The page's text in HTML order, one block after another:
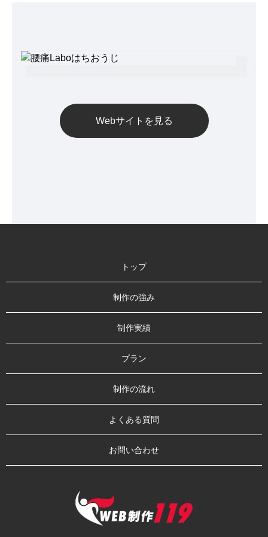
Webサイトを見る
トップ
制作の強み
制作実績
プラン
制作の流れ
よくある質問
お問い合わせ